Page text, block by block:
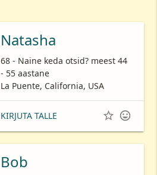
Natasha
68 - Naine keda otsid? meest 44
- 55 aastane
La Puente, California, USA
KIRJUTA TALLE  
Bob